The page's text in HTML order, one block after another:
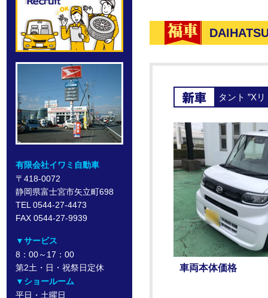
有限会社イワミ自動車
〒418-0072
静岡県富士宮市矢立町698
TEL 0544-27-4473
FAX 0544-27-9939
▼サービス
8：00～17：00
第2土・日・祝祭日定休
▼ショールーム
平日・土曜日
タント ”X
車両本体価格